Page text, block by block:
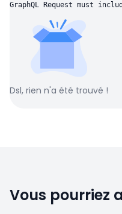
GraphQL Request must
Dsl, rien n'a été trouvé !
Vous pourriez